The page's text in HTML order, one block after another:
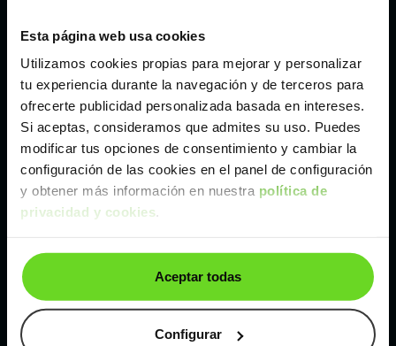
Esta página web usa cookies
Utilizamos cookies propias para mejorar y personalizar
tu experiencia durante la navegación y de terceros para
ofrecerte publicidad personalizada basada en intereses.
Si aceptas, consideramos que admites su uso. Puedes
modificar tus opciones de consentimiento y cambiar la
configuración de las cookies en el panel de configuración
y obtener más información en nuestra política de
privacidad y cookies.
Aceptar todas
Configurar
Málaga
Valencia
Zaragoza
Alpine A290 de segunda mano y ocasión
Coches desegunda mano y ocasión por
localización